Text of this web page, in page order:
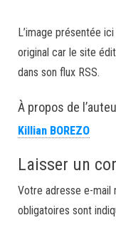
L’image présentée
original car le site
dans son flux RSS.
À propos de
Killian BOREZO
Laisser un
Votre adresse e-mail
obligatoires sont